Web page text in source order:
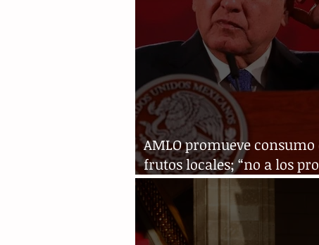
AMLO promueve consumo
frutos locales; “no a los
chatarra”, dice